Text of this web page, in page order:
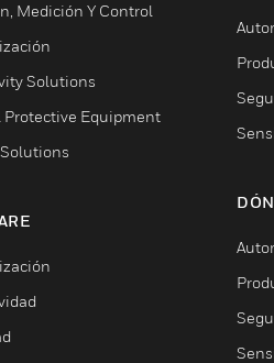
Medición Y Control
Solutions
Protective Equipment